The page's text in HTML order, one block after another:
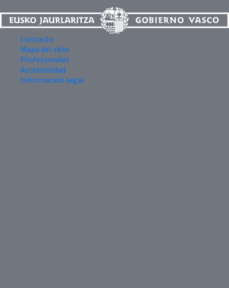
Contacto
Mapa del sitio
Profesionales
Accesibilidad
Información legal